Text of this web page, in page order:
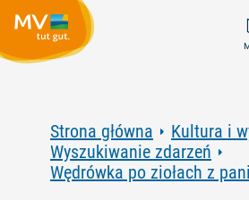
Strona główna
Kultura i
Wyszukiwanie zdarzeń
Wędrówka po ziołach z